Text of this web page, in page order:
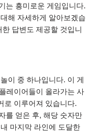
는 흥미로운 게임입니다.
해 자세하게 알아보겠습
답변도 제공할 것입니
이 중 하나입니다. 이 게
레이어들이 올라가는 사
로 이루어져 있습니다.
를 얻은 후, 해당 숫자만
마지막 라인에 도달한